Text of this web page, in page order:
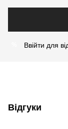
Ввійти для
Відгуки